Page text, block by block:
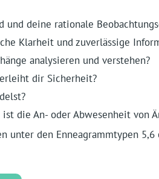
deine rationale
Klarheit und zuverlässige
analysieren und verstehen?
dir Sicherheit?
die An- oder Abwesenheit von
unter den Enneagrammtypen 5,6